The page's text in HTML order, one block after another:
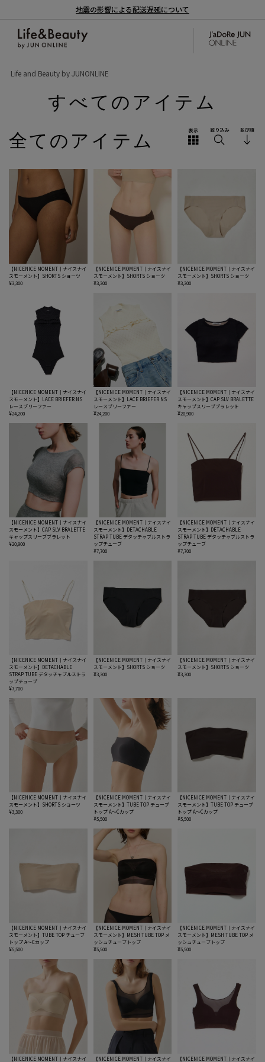
地震の影響による配送遅延について
Life and Beauty by JUNONLINE
すべてのアイテム
全てのアイテム
【NICENICE MOMENT｜ナイスナイ
スモーメント】SHORTS ショーツ
¥3,300
【NICENICE MOMENT｜ナイスナイ
スモーメント】SHORTS ショーツ
¥3,300
【NICENICE MOMENT｜ナイスナイ
スモーメント】SHORTS ショーツ
¥3,300
【NICENICE MOMENT｜ナイスナイ
スモーメント】LACE BRIEFER NS
レースブリーファー
¥24,200
【NICENICE MOMENT｜ナイスナイ
スモーメント】LACE BRIEFER NS
レースブリーファー
¥24,200
【NICENICE MOMENT｜ナイスナイ
スモーメント】CAP SLV BRALETTE
キャップスリーブブラレット
¥20,900
【NICENICE MOMENT｜ナイスナイ
スモーメント】CAP SLV BRALETTE
キャップスリーブブラレット
¥20,900
【NICENICE MOMENT｜ナイスナイ
スモーメント】DETACHABLE
STRAP TUBE デタッチャブルストラ
ップチューブ
¥7,700
【NICENICE MOMENT｜ナイスナイ
スモーメント】DETACHABLE
STRAP TUBE デタッチャブルストラ
ップチューブ
¥7,700
【NICENICE MOMENT｜ナイスナイ
スモーメント】DETACHABLE
STRAP TUBE デタッチャブルストラ
ップチューブ
¥7,700
【NICENICE MOMENT｜ナイスナイ
スモーメント】SHORTS ショーツ
¥3,300
【NICENICE MOMENT｜ナイスナイ
スモーメント】SHORTS ショーツ
¥3,300
【NICENICE MOMENT｜ナイスナイ
スモーメント】SHORTS ショーツ
¥3,300
【NICENICE MOMENT｜ナイスナイ
スモーメント】TUBE TOP チューブ
トップ A〜Cカップ
¥5,500
【NICENICE MOMENT｜ナイスナイ
スモーメント】TUBE TOP チューブ
トップ A〜Cカップ
¥5,500
【NICENICE MOMENT｜ナイスナイ
スモーメント】TUBE TOP チューブ
トップ A〜Cカップ
¥5,500
【NICENICE MOMENT｜ナイスナイ
スモーメント】MESH TUBE TOP メ
ッシュチューブトップ
¥5,500
【NICENICE MOMENT｜ナイスナイ
スモーメント】MESH TUBE TOP メ
ッシュチューブトップ
¥5,500
【NICENICE MOMENT｜ナイスナイ 【NICENICE MOMENT｜ナイスナイ 【NICENICE MOMENT｜ナイスナイ